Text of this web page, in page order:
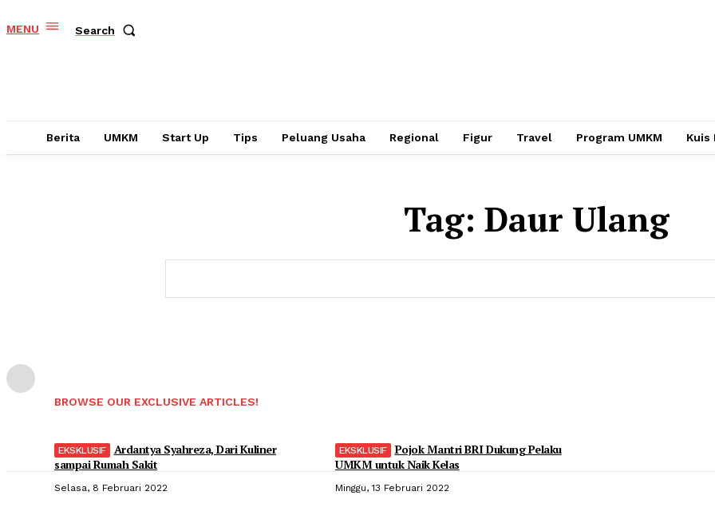
MENU Search
Berita UMKM Start Up Tips Peluang Usaha Regional Figur Travel Program UMKM Kuis
Tag: Daur Ulang
BROWSE OUR EXCLUSIVE ARTICLES!
Ardantya Syahreza, Dari Kuliner
sampai Rumah Sakit
Selasa, 8 Februari 2022
Pojok Mantri BRI Dukung Pelaku
UMKM untuk Naik Kelas
Minggu, 13 Februari 2022